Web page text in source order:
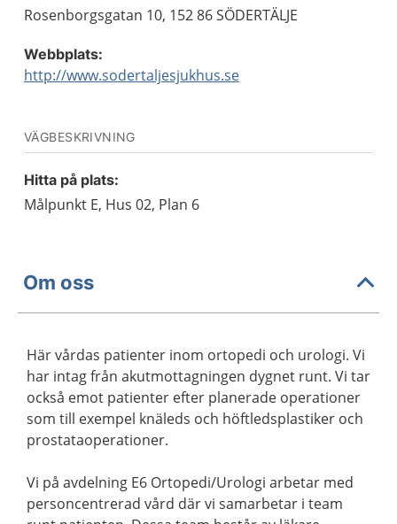
Rosenborgsgatan 10, 152 86 SÖDERTÄLJE
Webbplats:
http://www.sodertaljesjukhus.se
VÄGBESKRIVNING
Hitta på plats:
Målpunkt E, Hus 02, Plan 6
Om oss
Här vårdas patienter inom ortopedi och urologi. Vi
har intag från akutmottagningen dygnet runt. Vi tar
också emot patienter efter planerade operationer
som till exempel knäleds och höftledsplastiker och
prostataoperationer.
Vi på avdelning E6 Ortopedi/Urologi arbetar med
personcentrerad vård där vi samarbetar i team